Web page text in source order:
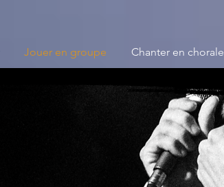
Jouer en groupe Chanter en chorale